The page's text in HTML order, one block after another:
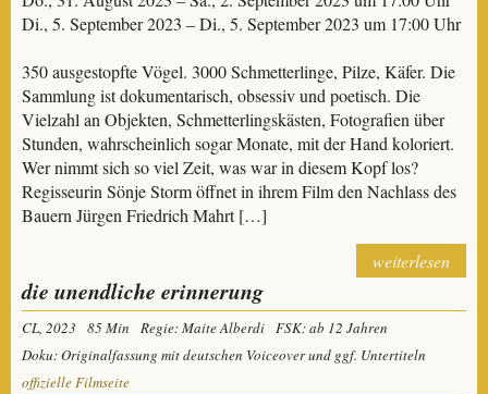
Di., 5. September 2023 – Di., 5. September 2023 um 17:00 Uhr
350 ausgestopfte Vögel. 3000 Schmetterlinge, Pilze, Käfer. Die
Sammlung ist dokumentarisch, obsessiv und poetisch. Die
Vielzahl an Objekten, Schmetterlingskästen, Fotografien über
Stunden, wahrscheinlich sogar Monate, mit der Hand koloriert.
Wer nimmt sich so viel Zeit, was war in diesem Kopf los?
Regisseurin Sönje Storm öffnet in ihrem Film den Nachlass des
Bauern Jürgen Friedrich Mahrt […]
weiterlesen
die unendliche erinnerung
CL, 2023 85 Min Regie: Maite Alberdi FSK: ab 12 Jahren
Doku: Originalfassung mit deutschen Voiceover und ggf. Untertiteln
offizielle Filmseite